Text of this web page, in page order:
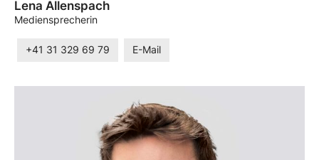
Lena Allenspach
Mediensprecherin
+41 31 329 69 79 E-Mail